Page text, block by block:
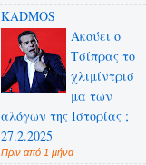
KADMOS
Ακούει ο
Τσίπρας το
χλιμίντρισ
μα των
αλόγων της Ιστορίας ;
27.2.2025
Πριν από 1 μήνα